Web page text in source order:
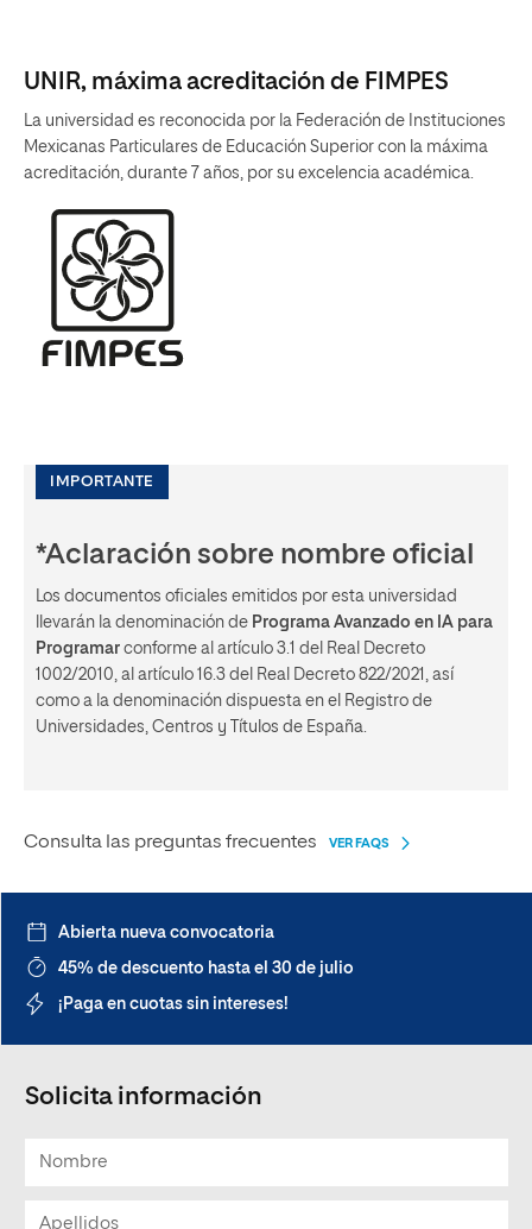
UNIR, máxima acreditación de FIMPES
La universidad es reconocida por la Federación de Instituciones
Mexicanas Particulares de Educación Superior con la máxima
acreditación, durante 7 años, por su excelencia académica.
IMPORTANTE
*Aclaración sobre nombre oficial
Los documentos oficiales emitidos por esta universidad
llevarán la denominación de Programa Avanzado en IA para
Programar conforme al artículo 3.1 del Real Decreto
1002/2010, al artículo 16.3 del Real Decreto 822/2021, así
como a la denominación dispuesta en el Registro de
Universidades, Centros y Títulos de España.
Consulta las preguntas frecuentes VER FAQS
Abierta nueva convocatoria
45% de descuento hasta el 30 de julio
¡Paga en cuotas sin intereses!
Solicita información